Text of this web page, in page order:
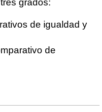
grados:
de igualdad y
de